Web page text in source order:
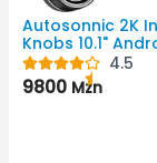
Autosonnic 2K
Knobs 10.1"
4.5
9800 Mzn